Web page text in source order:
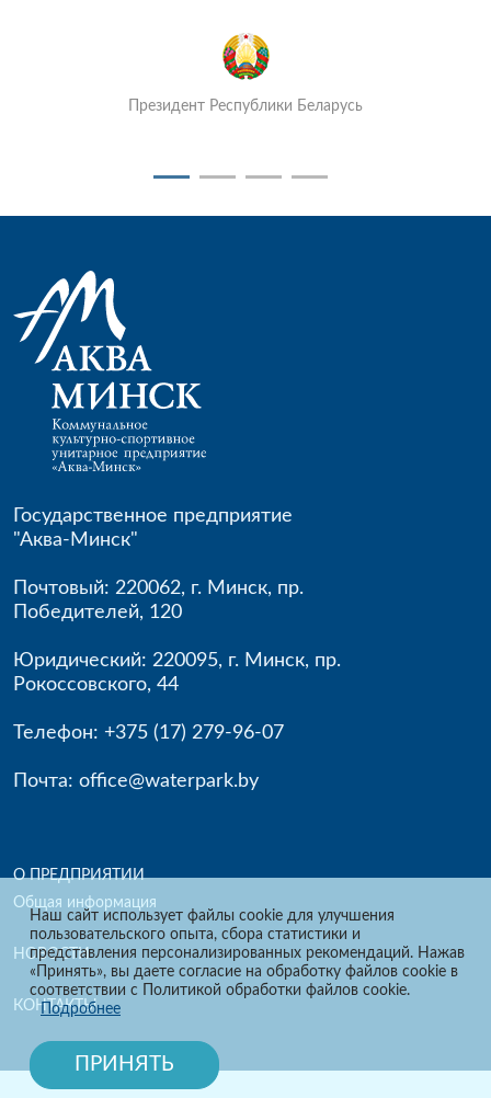
Президент Республики Беларусь
Наш сайт использует файлы cookie для улучшения
пользовательского опыта, сбора статистики и
представления персонализированных рекомендаций. Нажав
«Принять», вы даете согласие на обработку файлов cookie в
соответствии с Политикой обработки файлов cookie.
Подробнее
ПРИНЯТЬ
Государственное предприятие
"Аква-Минск"
Почтовый: 220062, г. Минск, пр.
Победителей, 120
Юридический: 220095, г. Минск, пр.
Рокоссовского, 44
Телефон: +375 (17) 279-96-07
Почта: office@waterpark.by
О ПРЕДПРИЯТИИ
Общая информация
НОВОСТИ
КОНТАКТЫ